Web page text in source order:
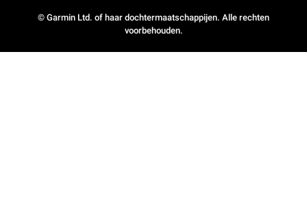
© Garmin Ltd. of haar dochtermaatschappijen. Alle rechten
voorbehouden.